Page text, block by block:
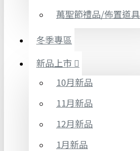
萬聖節禮品/佈置道具
冬季專區
新品上市
10月新品
11月新品
12月新品
1月新品